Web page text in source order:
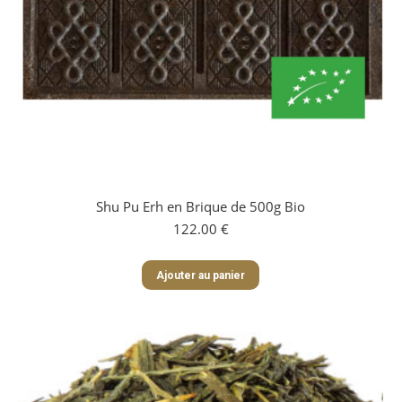
du
produit
Shu Pu Erh en Brique de 500g Bio
122.00 €
Ajouter au panier